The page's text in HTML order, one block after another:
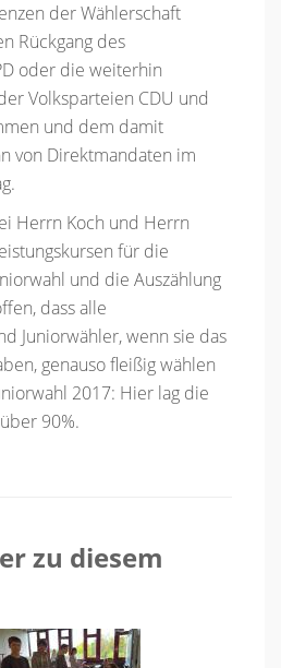
der Wählerschaft
Rückgang des
oder die weiterhin
Volksparteien CDU und
und dem damit
von Direktmandaten im
Herrn Koch und Herrn
für die
und die Auszählung
dass alle
Juniorwähler, wenn sie das
genauso fleißig wählen
2017: Hier lag die
90%.
zu diesem